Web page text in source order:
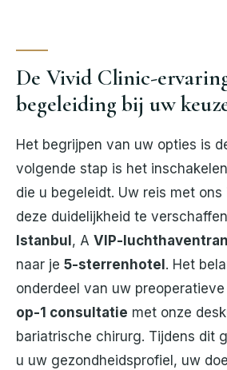
De Vivid Clinic-
begeleiding bij uw
Het begrijpen van uw opties is
volgende stap is het
die u begeleidt. Uw reis met
deze duidelijkheid te
Istanbul , A VIP-
naar je 5-sterrenhotel . Het
onderdeel van uw
op-1 consultatie met onze
bariatrische chirurg. Tijdens dit
u uw gezondheidsprofiel, uw